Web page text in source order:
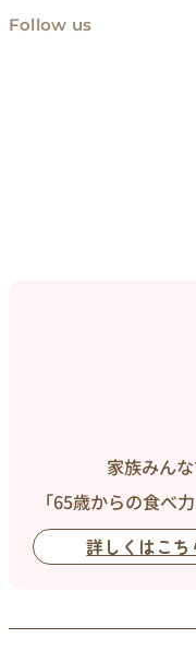
Follow us
家族みん
「65歳からの食べ
詳しくはこち